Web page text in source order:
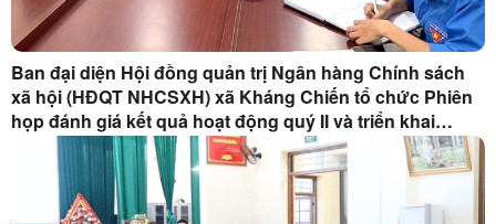
Ban đại diện Hội đồng quản trị Ngân hàng Chính sách
xã hội (HĐQT NHCSXH) xã Kháng Chiến tổ chức Phiên
họp đánh giá kết quả hoạt động quý II và triển khai
nhiệm vụ quý III năm 2026.